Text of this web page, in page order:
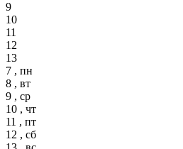
9
10
11
12
13
7 , пн
8 , вт
9 , ср
10 , чт
11 , пт
12 , сб